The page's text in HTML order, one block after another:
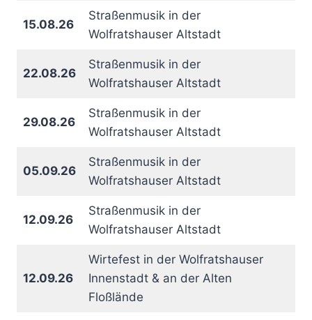
15.08.26
Straßenmusik in der
Wolfratshauser Altstadt
22.08.26
Straßenmusik in der
Wolfratshauser Altstadt
29.08.26
Straßenmusik in der
Wolfratshauser Altstadt
05.09.26
Straßenmusik in der
Wolfratshauser Altstadt
12.09.26
Straßenmusik in der
Wolfratshauser Altstadt
12.09.26
Wirtefest in der Wolfratshauser
Innenstadt & an der Alten
Floßlände